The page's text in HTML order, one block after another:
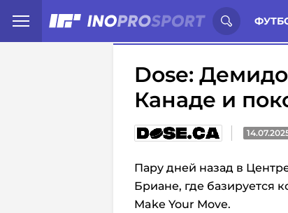
Иностранцы о спорте России:
Dose:
Канаде и
Пару дней назад в
Бриане, где базируется
Make Your Move.